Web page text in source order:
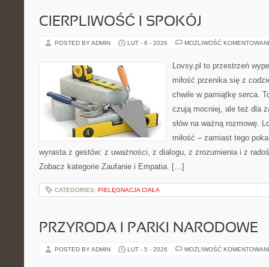
CIERPLIWOŚĆ I SPOKÓJ
POSTED BY ADMIN LUT - 6 - 2026 MOŻLIWOŚĆ
Lovsy.pl to przestrzeń
miłość przenika się z
chwile w pamiątkę serca.
czują mocniej, ale też dla
słów na ważną rozmowę.
miłość – zamiast tego
wyrasta z gestów: z uważności, z dialogu, z zrozumienia i z
Zobacz kategorie Zaufanie i Empatia. […]
CATEGORIES: PIELĘGNACJA CIAŁA
PRZYRODA I PARKI NARODOWE
POSTED BY ADMIN LUT - 5 - 2026 MOŻLIWOŚĆ